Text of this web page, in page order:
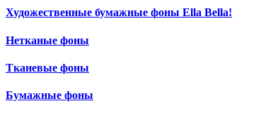
Художественные бумажные фоны Ella Bella!
Нетканые фоны
Тканевые фоны
Бумажные фоны